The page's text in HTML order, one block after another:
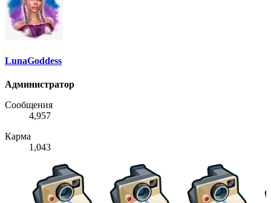
LunaGoddess
Администратор
Сообщения
4,957
Карма
1,043